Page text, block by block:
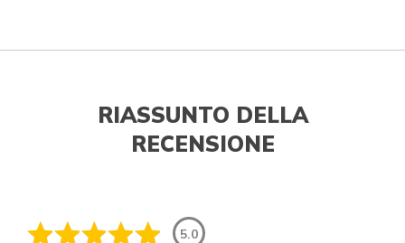
RIASSUNTO DELLA
RECENSIONE
5.0